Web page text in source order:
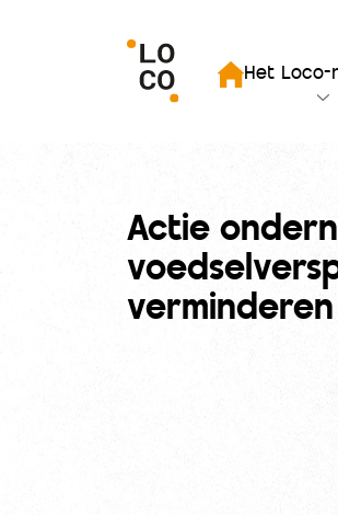
Startpagina
Het Loco-
zoekopdracht
Actie
verminderen